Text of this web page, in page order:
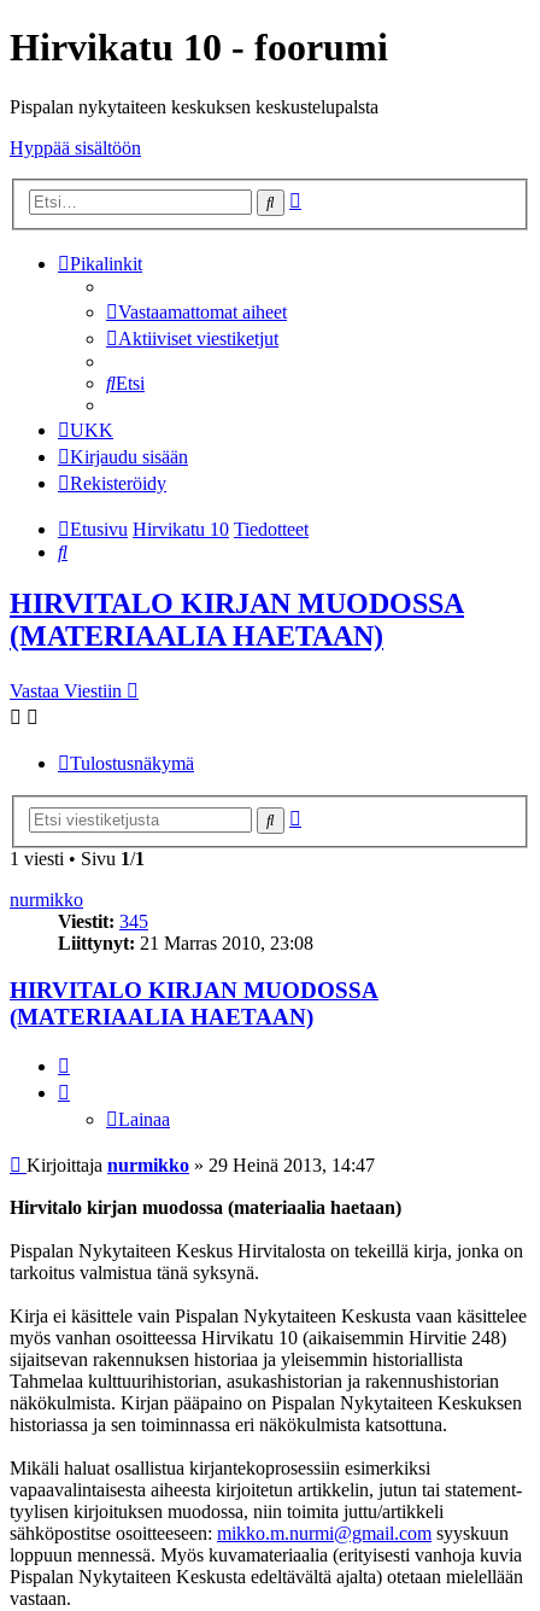
Hirvikatu 10 - foorumi
Pispalan nykytaiteen keskuksen keskustelupalsta
Hyppää sisältöön
Etsi
Pikalinkit
Vastaamattomat aiheet
Aktiiviset viestiketjut
Etsi
UKK
Kirjaudu sisään
Rekisteröidy
Etusivu Hirvikatu 10 Tiedotteet
Etsi
HIRVITALO KIRJAN MUODOSSA
(MATERIAALIA HAETAAN)
Vastaa Viestiin
Tulostusnäkymä
Etsi
1 viesti • Sivu 1/1
nurmikko
Viestit: 345
Liittynyt: 21 Marras 2010, 23:08
HIRVITALO KIRJAN MUODOSSA
(MATERIAALIA HAETAAN)
Lainaa
Viesti
Kirjoittaja nurmikko » 29 Heinä 2013, 14:47
Hirvitalo kirjan muodossa (materiaalia haetaan)
Pispalan Nykytaiteen Keskus Hirvitalosta on tekeillä kirja, jonka on
tarkoitus valmistua tänä syksynä.
Kirja ei käsittele vain Pispalan Nykytaiteen Keskusta vaan käsittelee
myös vanhan osoitteessa Hirvikatu 10 (aikaisemmin Hirvitie 248)
sijaitsevan rakennuksen historiaa ja yleisemmin historiallista
Tahmelaa kulttuurihistorian, asukashistorian ja rakennushistorian
näkökulmista. Kirjan pääpaino on Pispalan Nykytaiteen Keskuksen
historiassa ja sen toiminnassa eri näkökulmista katsottuna.
Mikäli haluat osallistua kirjantekoprosessiin esimerkiksi
vapaavalintaisesta aiheesta kirjoitetun artikkelin, jutun tai statement-
tyylisen kirjoituksen muodossa, niin toimita juttu/artikkeli
sähköpostitse osoitteeseen: mikko.m.nurmi@gmail.com syyskuun
loppuun mennessä. Myös kuvamateriaalia (erityisesti vanhoja kuvia
Pispalan Nykytaiteen Keskusta edeltävältä ajalta) otetaan mielellään
vastaan.